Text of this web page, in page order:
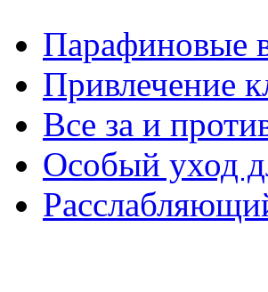
Парафиновые
Привлечение
Все за и
Особый уход